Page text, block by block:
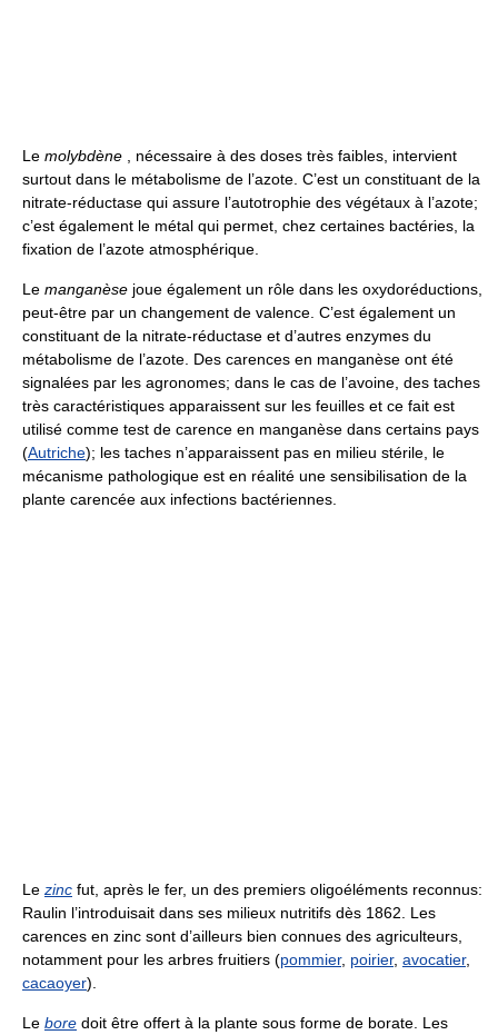
Le molybdène , nécessaire à des doses très faibles, intervient
surtout dans le métabolisme de l’azote. C’est un constituant de la
nitrate-réductase qui assure l’autotrophie des végétaux à l’azote;
c’est également le métal qui permet, chez certaines bactéries, la
fixation de l’azote atmosphérique.
Le manganèse joue également un rôle dans les oxydoréductions,
peut-être par un changement de valence. C’est également un
constituant de la nitrate-réductase et d’autres enzymes du
métabolisme de l’azote. Des carences en manganèse ont été
signalées par les agronomes; dans le cas de l’avoine, des taches
très caractéristiques apparaissent sur les feuilles et ce fait est
utilisé comme test de carence en manganèse dans certains pays
(Autriche); les taches n’apparaissent pas en milieu stérile, le
mécanisme pathologique est en réalité une sensibilisation de la
plante carencée aux infections bactériennes.
Le zinc fut, après le fer, un des premiers oligoéléments reconnus:
Raulin l’introduisait dans ses milieux nutritifs dès 1862. Les
carences en zinc sont d’ailleurs bien connues des agriculteurs,
notamment pour les arbres fruitiers (pommier, poirier, avocatier,
cacaoyer).
Le bore doit être offert à la plante sous forme de borate. Les